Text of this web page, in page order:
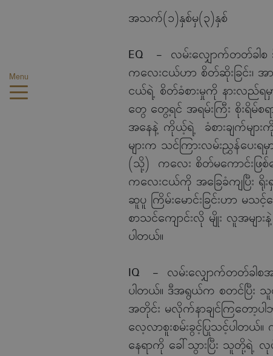
Menu
အသက်(၁)နှစ်မှ(၃)နှစ်
EQ - လမ်းလျှောက်တတ်ခါစ ဒီ
ကလေးငယ်ဟာ စိတ်ဆိုးခြင်း၊ အာ
ငယ်ရဲ့ စိတ်ခံစားမှုကို နားလည်ရမှ
တွေ တွေ့ရင် အရမ်းကြီး စိုးရိ
အနေနဲ့ ကိုယ့်ရဲ့ ခံစားချက်မျ
များက သင်ကြားလမ်းညွှန်ပေးရ
(သို့) ကလေး စိတ်မကောင်းဖြစ်န
ကလေးငယ်ကို အခြေခံကျပြီး ရို
ဆူပူ ကြိမ်းမောင်းခြင်းဟာ
စာသင်ကျောင်းလို မျိုး လူအမ
ပါတယ်။
IQ - လမ်းလျှောက်တတ်ခါစ
ပါတယ်။ ဒီအရွယ်က စတင်ပြီး သူ
အတိုင်း မလိုက်နာချင်ကြတော့ပါ
လေ့လာစူးစမ်းခွင့်ပြုသင့်ပါတ
နေရာကို ခေါ်သွားပြီး သူတို့ရဲ့ လု